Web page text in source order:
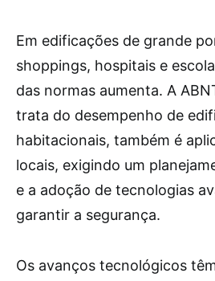
Em edificações de grande
shoppings, hospitais e
das normas aumenta. A
trata do desempenho de
habitacionais, também é
locais, exigindo um
e a adoção de tecnologias
garantir a segurança.
Os avanços tecnológicos